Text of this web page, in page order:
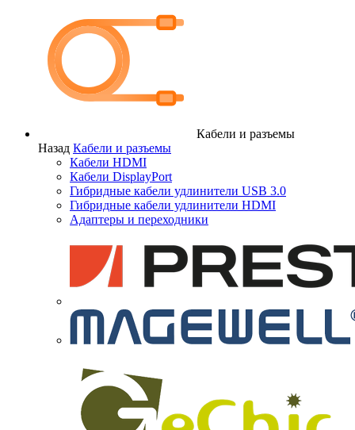
Кабели и разъемы
Назад Кабели и разъемы
Кабели HDMI
Кабели DisplayPort
Гибридные кабели удлинители USB 3.0
Гибридные кабели удлинители HDMI
Адаптеры и переходники